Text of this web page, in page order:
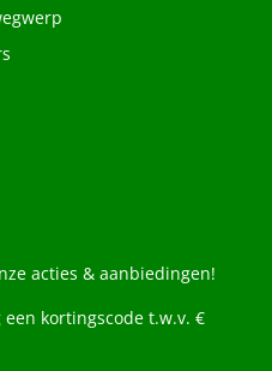
acties & aanbiedingen!
kortingscode t.w.v. €